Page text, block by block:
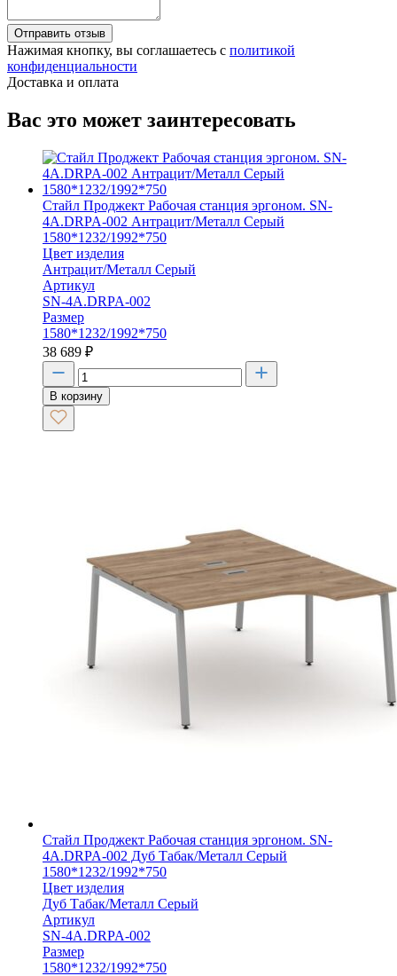
Отправить отзыв
Нажимая кнопку, вы соглашаетесь с политикой
конфиденциальности
Доставка и оплата
Вас это может заинтересовать
Стайл Проджект Рабочая станция эргоном. SN-
4A.DRPA-002 Антрацит/Металл Серый
1580*1232/1992*750
Цвет изделия
Антрацит/Металл Серый
Артикул
SN-4A.DRPA-002
Размер
1580*1232/1992*750
38 689 ₽
В корзину
Стайл Проджект Рабочая станция эргоном. SN-
4A.DRPA-002 Дуб Табак/Металл Серый
1580*1232/1992*750
Цвет изделия
Дуб Табак/Металл Серый
Артикул
SN-4A.DRPA-002
Размер
1580*1232/1992*750